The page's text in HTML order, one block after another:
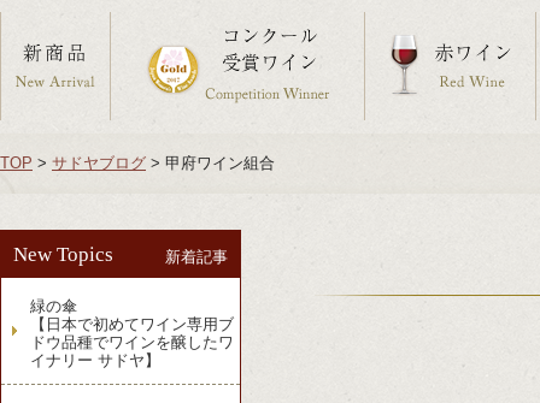
TOP > サドヤブログ > 甲府ワイン組合
New Topics 新着記事
緑の傘
【日本で初めてワイン専用ブ
ドウ品種でワインを醸したワ
イナリー サドヤ】